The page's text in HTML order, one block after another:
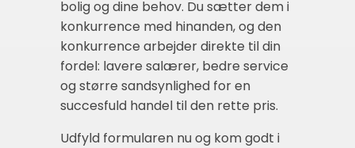
bolig og dine behov. Du sætter dem i
konkurrence med hinanden, og den
konkurrence arbejder direkte til din
fordel: lavere salærer, bedre service
og større sandsynlighed for en
succesfuld handel til den rette pris.
Udfyld formularen nu og kom godt i